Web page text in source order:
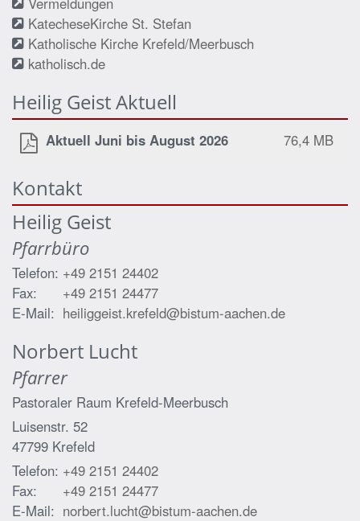
KatecheseKirche St. Stefan
Katholische Kirche Krefeld/Meerbusch
katholisch.de
Heilig Geist Aktuell
Aktuell Juni bis August 2026 76,4 MB
Kontakt
Heilig Geist
Pfarrbüro
Telefon: +49 2151 24402
Fax:
+49 2151 24477
E-Mail: heiliggeist.krefeld@bistum-aachen.de
Norbert Lucht
Pfarrer
Pastoraler Raum Krefeld-Meerbusch
Luisenstr. 52
47799 Krefeld
Telefon: +49 2151 24402
Fax:
+49 2151 24477
E-Mail: norbert.lucht@bistum-aachen.de